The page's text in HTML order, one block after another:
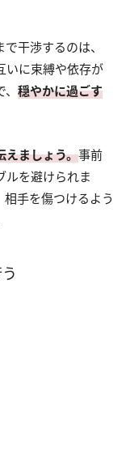
干渉するのは、
いに束縛や依存が
穏やかに過ごす
えましょう。事前
ルを避けられま
手を傷つけるよう